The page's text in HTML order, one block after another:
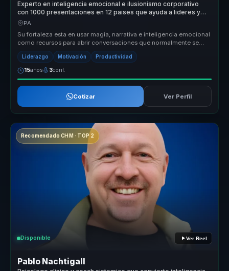
Experto en inteligencia emocional e ilusionismo corporativo
con 1000 presentaciones en 12 paises que ayuda a lideres y
equipos a generar recordacion y accion.
PA
Su fortaleza esta en usar magia, narrativa e inteligencia emocional
como recursos para abrir conversaciones que normalmente se
olvidan ra...
Liderazgo Motivación Productividad
15años 3conf.
Cotizar Ver Perfil
Recomendado CHM · TOP 2
Disponible Ver Reel
Pablo Nachtigall